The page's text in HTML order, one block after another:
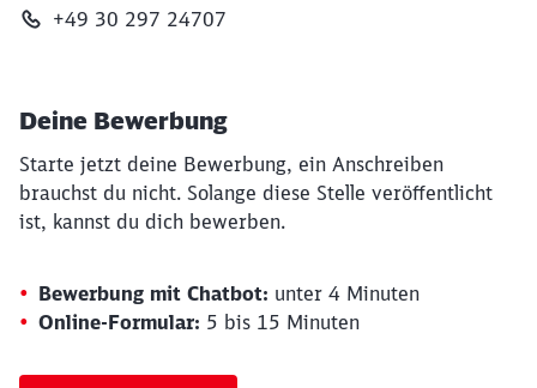
+49 30 297 24707
Deine Bewerbung
Starte jetzt deine Bewerbung, ein Anschreiben
brauchst du nicht. Solange diese Stelle veröffentlicht
ist, kannst du dich bewerben.
Bewerbung mit Chatbot: unter 4 Minuten
Online-Formular: 5 bis 15 Minuten